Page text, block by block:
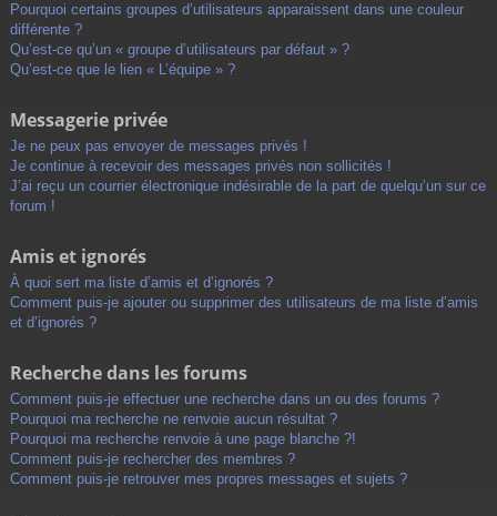
Pourquoi certains groupes d’utilisateurs apparaissent dans une couleur
différente ?
Qu’est-ce qu’un « groupe d’utilisateurs par défaut » ?
Qu’est-ce que le lien « L’équipe » ?
Messagerie privée
Je ne peux pas envoyer de messages privés !
Je continue à recevoir des messages privés non sollicités !
J’ai reçu un courrier électronique indésirable de la part de quelqu’un sur ce
forum !
Amis et ignorés
À quoi sert ma liste d’amis et d’ignorés ?
Comment puis-je ajouter ou supprimer des utilisateurs de ma liste d’amis
et d’ignorés ?
Recherche dans les forums
Comment puis-je effectuer une recherche dans un ou des forums ?
Pourquoi ma recherche ne renvoie aucun résultat ?
Pourquoi ma recherche renvoie à une page blanche ?!
Comment puis-je rechercher des membres ?
Comment puis-je retrouver mes propres messages et sujets ?